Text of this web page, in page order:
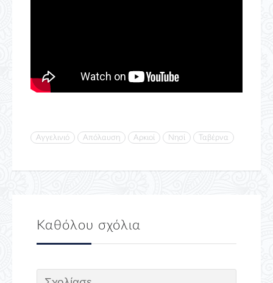
Αγγελινιό Απόλαυση Αρκιοί Νησί Ταβέρνα
Καθόλου σχόλια